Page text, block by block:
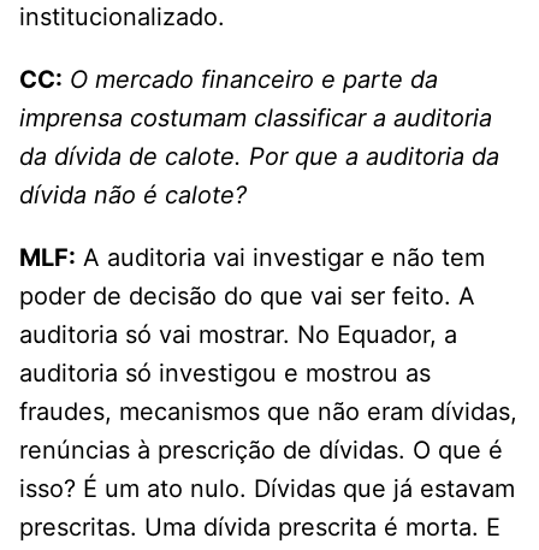
institucionalizado.
CC: O mercado financeiro e parte da
imprensa costumam classificar a auditoria
da dívida de calote. Por que a auditoria da
dívida não é calote?
MLF: A auditoria vai investigar e não tem
poder de decisão do que vai ser feito. A
auditoria só vai mostrar. No Equador, a
auditoria só investigou e mostrou as
fraudes, mecanismos que não eram dívidas,
renúncias à prescrição de dívidas. O que é
isso? É um ato nulo. Dívidas que já estavam
prescritas. Uma dívida prescrita é morta. E